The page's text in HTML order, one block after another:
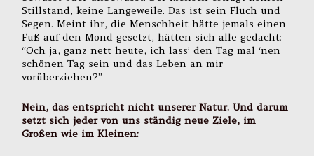
Stillstand, keine Langeweile. Das ist sein Fluch und
Segen. Meint ihr, die Menschheit hätte jemals einen
Fuß auf den Mond gesetzt, hätten sich alle gedacht:
“Och ja, ganz nett heute, ich lass’ den Tag mal ‘nen
schönen Tag sein und das Leben an mir
vorüberziehen?”
Nein, das entspricht nicht unserer Natur. Und darum
setzt sich jeder von uns ständig neue Ziele, im
Großen wie im Kleinen: